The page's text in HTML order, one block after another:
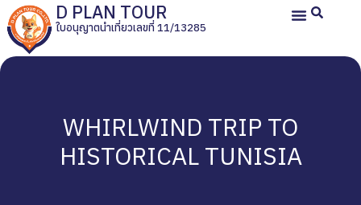
D PLAN TOUR
ใบอนุญาตนำเที่ยวเลขที่ 11/13285
WHIRLWIND TRIP TO
HISTORICAL TUNISIA